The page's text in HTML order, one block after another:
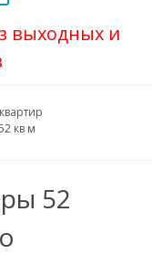
выходных и
кв м
52